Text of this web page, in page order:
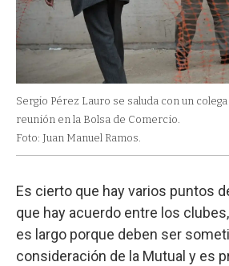
Sergio Pérez Lauro se saluda con un colega
reunión en la Bolsa de Comercio.
Foto: Juan Manuel Ramos.
Es cierto que hay varios puntos
que hay acuerdo entre los
es largo porque deben ser
consideración de la Mutual y es